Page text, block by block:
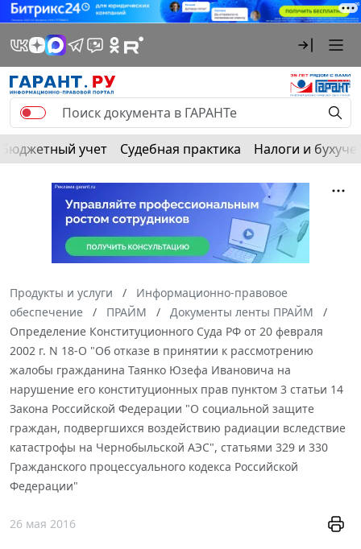
Бюджетный учет Судебная практика Налоги и
Продукты и услуги
Информационно-правовое
обеспечение
ПРАЙМ
Документы ленты ПРАЙМ
Определение Конституционного Суда РФ от 20 февраля
2002 г. N 18-О "Об отказе в принятии к рассмотрению
жалобы гражданина Таянко Юзефа Ивановича на
нарушение его конституционных прав пунктом 3 статьи 14
Закона Российской Федерации "О социальной защите
граждан, подвергшихся воздействию радиации вследствие
катастрофы на Чернобыльской АЭС", статьями 329 и 330
Гражданского процессуального кодекса Российской
Федерации"
26 мая 2016